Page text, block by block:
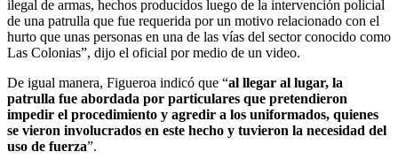
ilegal de armas, hechos producidos luego de la intervención policial
de una patrulla que fue requerida por un motivo relacionado con el
hurto que unas personas en una de las vías del sector conocido como
Las Colonias”, dijo el oficial por medio de un video.
De igual manera, Figueroa indicó que “al llegar al lugar, la
patrulla fue abordada por particulares que pretendieron
impedir el procedimiento y agredir a los uniformados, quienes
se vieron involucrados en este hecho y tuvieron la necesidad del
uso de fuerza”.